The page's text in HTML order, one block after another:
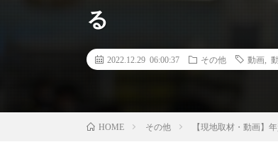
る
2022.12.29 06:00:37 その他 動画
HOME その他 【現地取材・動画】